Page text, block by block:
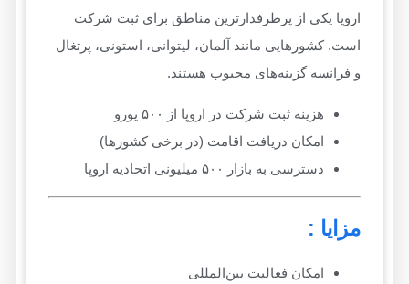
اروپا یکی از پرطرفدارترین مناطق برای ثبت شرکت
است. کشورهایی مانند آلمان، لیتوانی، استونی، پرتغال
و فرانسه گزینه‌های محبوب هستند.
هزینه ثبت شرکت در اروپا از ۵۰۰ یورو
امکان دریافت اقامت (در برخی کشورها)
دسترسی به بازار ۵۰۰ میلیونی اتحادیه اروپا
مزایا :
امکان فعالیت بین‌المللی